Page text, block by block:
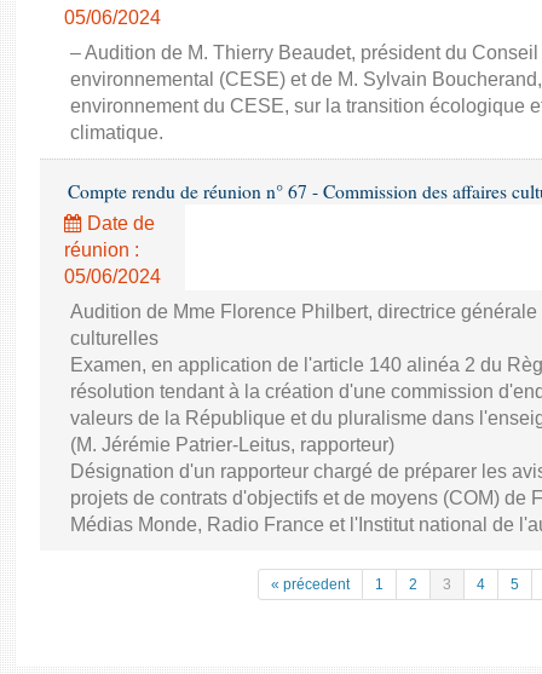
05/06/2024
– Audition de M. Thierry Beaudet, président du
environnemental (CESE) et de M. Sylvain
environnement du CESE, sur la transition écologique
climatique.
Compte rendu de réunion n° 67 - Commission des affaires
Date de
réunion :
05/06/2024
Audition de Mme Florence Philbert, directrice
culturelles
Examen, en application de l'article 140 alinéa 2 du
résolution tendant à la création d'une commission
valeurs de la République et du pluralisme dans
(M. Jérémie Patrier-Leitus, rapporteur)
Désignation d'un rapporteur chargé de préparer les
projets de contrats d'objectifs et de moyens (COM) de
Médias Monde, Radio France et l'Institut national de
« précedent 1 2 3 4 5